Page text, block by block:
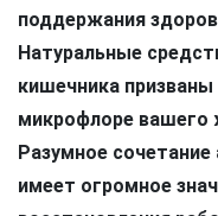
поддержания
Натуральные
кишечника
микрофлоре вашего
Разумное
имеет огромное